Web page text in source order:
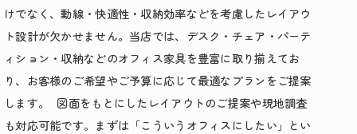
けでなく、動線・快適性・収納効率などを考慮したレイアウ
ト設計が欠かせません。当店では、デスク・チェア・パーテ
ィション・収納などのオフィス家具を豊富に取り揃えてお
り、お客様のご希望やご予算に応じて最適なプランをご提案
します。 図面をもとにしたレイアウトのご提案や現地調査
も対応可能です。まずは「こういうオフィスにしたい」とい